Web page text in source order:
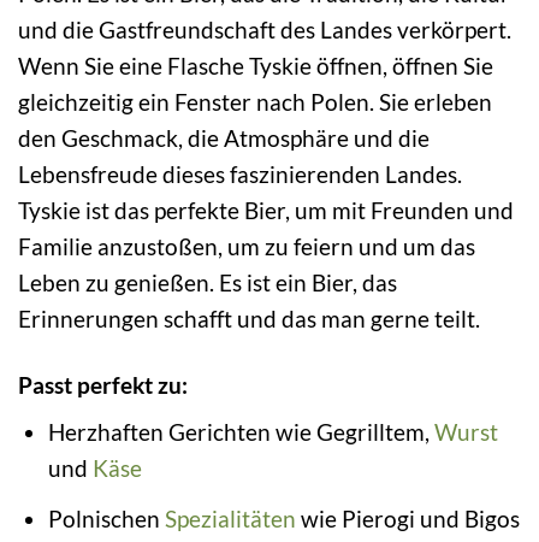
und die Gastfreundschaft des Landes verkörpert.
Wenn Sie eine Flasche Tyskie öffnen, öffnen Sie
gleichzeitig ein Fenster nach Polen. Sie erleben
den Geschmack, die Atmosphäre und die
Lebensfreude dieses faszinierenden Landes.
Tyskie ist das perfekte Bier, um mit Freunden und
Familie anzustoßen, um zu feiern und um das
Leben zu genießen. Es ist ein Bier, das
Erinnerungen schafft und das man gerne teilt.
Passt perfekt zu:
Herzhaften Gerichten wie Gegrilltem, Wurst
und Käse
Polnischen Spezialitäten wie Pierogi und Bigos